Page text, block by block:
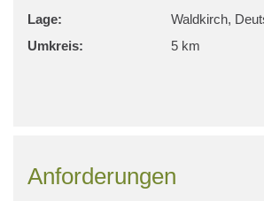
Lage:
Waldkirch,
Umkreis:
5 km
Anforderungen